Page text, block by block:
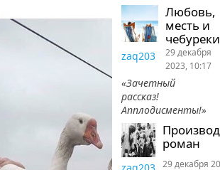
Любовь,
месть и
чебуреки
zaq203
«Зачетный
рассказ!
Апплодисменты!»
29 декабря
2023, 10:17
роман
29 декабря